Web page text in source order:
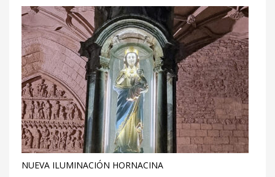
NUEVA ILUMINACIÓN HORNACINA